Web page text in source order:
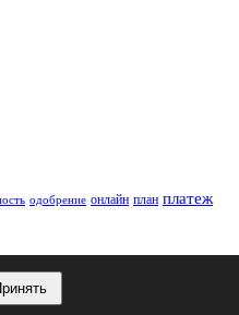
одобрение онлайн план платеж